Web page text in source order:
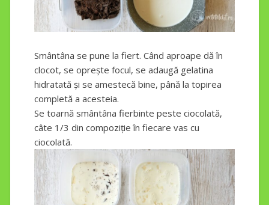
Smântâna se pune la fiert. Când aproape dă în
clocot, se oprește focul, se adaugă gelatina
hidratată și se amestecă bine, până la topirea
completă a acesteia.
Se toarnă smântâna fierbinte peste ciocolată,
câte 1/3 din compoziție în fiecare vas cu
ciocolată.